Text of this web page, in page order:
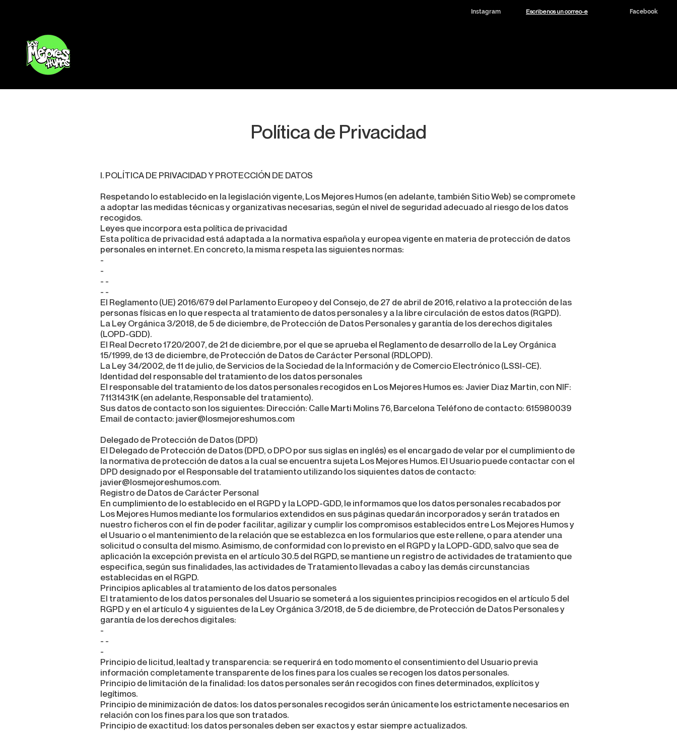
Instagram Escribenos un correo-e Facebook
Política de Privacidad
I. POLÍTICA DE PRIVACIDAD Y PROTECCIÓN DE DATOS
Respetando lo establecido en la legislación vigente, Los Mejores Humos (en adelante, también Sitio Web) se compromete
a adoptar las medidas técnicas y organizativas necesarias, según el nivel de seguridad adecuado al riesgo de los datos
recogidos.
Leyes que incorpora esta política de privacidad
Esta política de privacidad está adaptada a la normativa española y europea vigente en materia de protección de datos
personales en internet. En concreto, la misma respeta las siguientes normas:
-
-
- -
- -
El Reglamento (UE) 2016/679 del Parlamento Europeo y del Consejo, de 27 de abril de 2016, relativo a la protección de las
personas físicas en lo que respecta al tratamiento de datos personales y a la libre circulación de estos datos (RGPD).
La Ley Orgánica 3/2018, de 5 de diciembre, de Protección de Datos Personales y garantía de los derechos digitales
(LOPD-GDD).
El Real Decreto 1720/2007, de 21 de diciembre, por el que se aprueba el Reglamento de desarrollo de la Ley Orgánica
15/1999, de 13 de diciembre, de Protección de Datos de Carácter Personal (RDLOPD).
La Ley 34/2002, de 11 de julio, de Servicios de la Sociedad de la Información y de Comercio Electrónico (LSSI-CE).
Identidad del responsable del tratamiento de los datos personales
El responsable del tratamiento de los datos personales recogidos en Los Mejores Humos es: Javier Diaz Martin, con NIF:
71131431K (en adelante, Responsable del tratamiento).
Sus datos de contacto son los siguientes: Dirección: Calle Marti Molins 76, Barcelona Teléfono de contacto: 615980039
Email de contacto: javier@losmejoreshumos.com
Delegado de Protección de Datos (DPD)
El Delegado de Protección de Datos (DPD, o DPO por sus siglas en inglés) es el encargado de velar por el cumplimiento de
la normativa de protección de datos a la cual se encuentra sujeta Los Mejores Humos. El Usuario puede contactar con el
DPD designado por el Responsable del tratamiento utilizando los siquientes datos de contacto:
javier@losmejoreshumos.com.
Registro de Datos de Carácter Personal
En cumplimiento de lo establecido en el RGPD y la LOPD-GDD, le informamos que los datos personales recabados por
Los Mejores Humos mediante los formularios extendidos en sus páginas quedarán incorporados y serán tratados en
nuestro ficheros con el fin de poder facilitar, agilizar y cumplir los compromisos establecidos entre Los Mejores Humos y
el Usuario o el mantenimiento de la relación que se establezca en los formularios que este rellene, o para atender una
solicitud o consulta del mismo. Asimismo, de conformidad con lo previsto en el RGPD y la LOPD-GDD, salvo que sea de
aplicación la excepción prevista en el artículo 30.5 del RGPD, se mantiene un registro de actividades de tratamiento que
especifica, según sus finalidades, las actividades de Tratamiento llevadas a cabo y las demás circunstancias
establecidas en el RGPD.
Principios aplicables al tratamiento de los datos personales
El tratamiento de los datos personales del Usuario se someterá a los siguientes principios recogidos en el artículo 5 del
RGPD y en el artículo 4 y siguientes de la Ley Orgánica 3/2018, de 5 de diciembre, de Protección de Datos Personales y
garantía de los derechos digitales:
-
- -
-
Principio de licitud, lealtad y transparencia: se requerirá en todo momento el consentimiento del Usuario previa
información completamente transparente de los fines para los cuales se recogen los datos personales.
Principio de limitación de la finalidad: los datos personales serán recogidos con fines determinados, explícitos y
legítimos.
Principio de minimización de datos: los datos personales recogidos serán únicamente los estrictamente necesarios en
relación con los fines para los que son tratados.
Principio de exactitud: los datos personales deben ser exactos y estar siempre actualizados.